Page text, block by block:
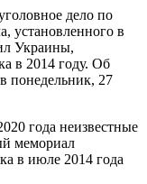
дело по
установленного в
Украины,
в 2014 году. Об
понедельник, 27
года неизвестные
мемориал
в июле 2014 года